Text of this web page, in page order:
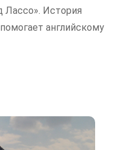
Лассо». История
английскому